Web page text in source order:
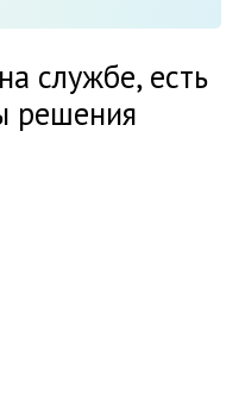
службе, есть
решения